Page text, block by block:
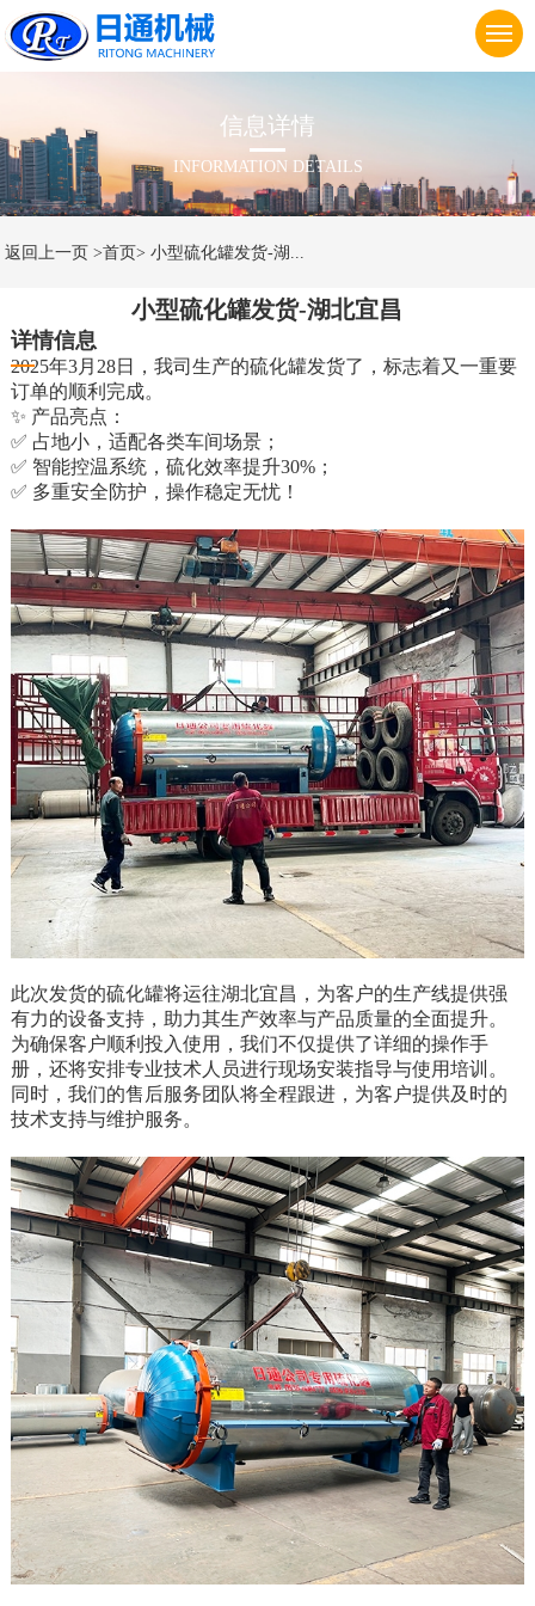
信息详情
INFORMATION DETAILS
返回上一页 >首页> 小型硫化罐发货-湖...
小型硫化罐发货-湖北宜昌
详情信息
2025年3月28日，我司生产的硫化罐发货了，标志着又一重要
订单的顺利完成。
✨ 产品亮点：
✅ 占地小，适配各类车间场景；
✅ 智能控温系统，硫化效率提升30%；
✅ 多重安全防护，操作稳定无忧！
此次发货的硫化罐将运往湖北宜昌，为客户的生产线提供强
有力的设备支持，助力其生产效率与产品质量的全面提升。
为确保客户顺利投入使用，我们不仅提供了详细的操作手
册，还将安排专业技术人员进行现场安装指导与使用培训。
同时，我们的售后服务团队将全程跟进，为客户提供及时的
技术支持与维护服务。